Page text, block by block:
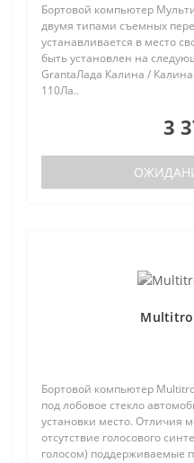
Бортовой компьютер
двумя типами съемных
устанавливается в место
быть установлен на
GrantaЛада Калина /
110Ла..
3
Бортовой компьютер
под лобовое стекло
установки место. Отличия
отсутствие голосового
голосом) поддерживаемые